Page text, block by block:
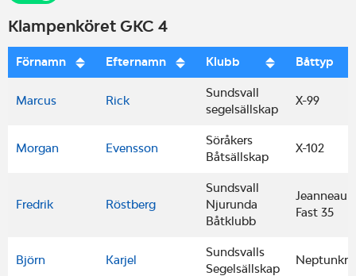
Klampenköret GKC 4
Förnamn Efternamn Klubb Båttyp
Marcus Rick
Sundsvall
segelsällskap
X-99
Morgan Evensson
Söråkers
Båtsällskap
X-102
Fredrik Röstberg
Sundsvall
Njurunda
Båtklubb
Jeanneau
Fast 35
Björn Karjel
Sundsvalls
Segelsällskap